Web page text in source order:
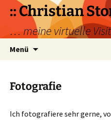
Inhalt
springen
:: Christian
… meine virtuelle
Menü
Fotografie
Ich fotografiere sehr gerne,